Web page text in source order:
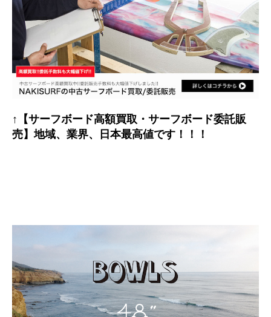
↑【サーフボード高額買取・サーフボード委託販
売】地域、業界、日本最高値です！！！